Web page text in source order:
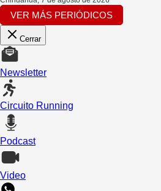
VER MÁS PERIÓDICOS
Cerrar
Newsletter
Circuito Running
Podcast
Video